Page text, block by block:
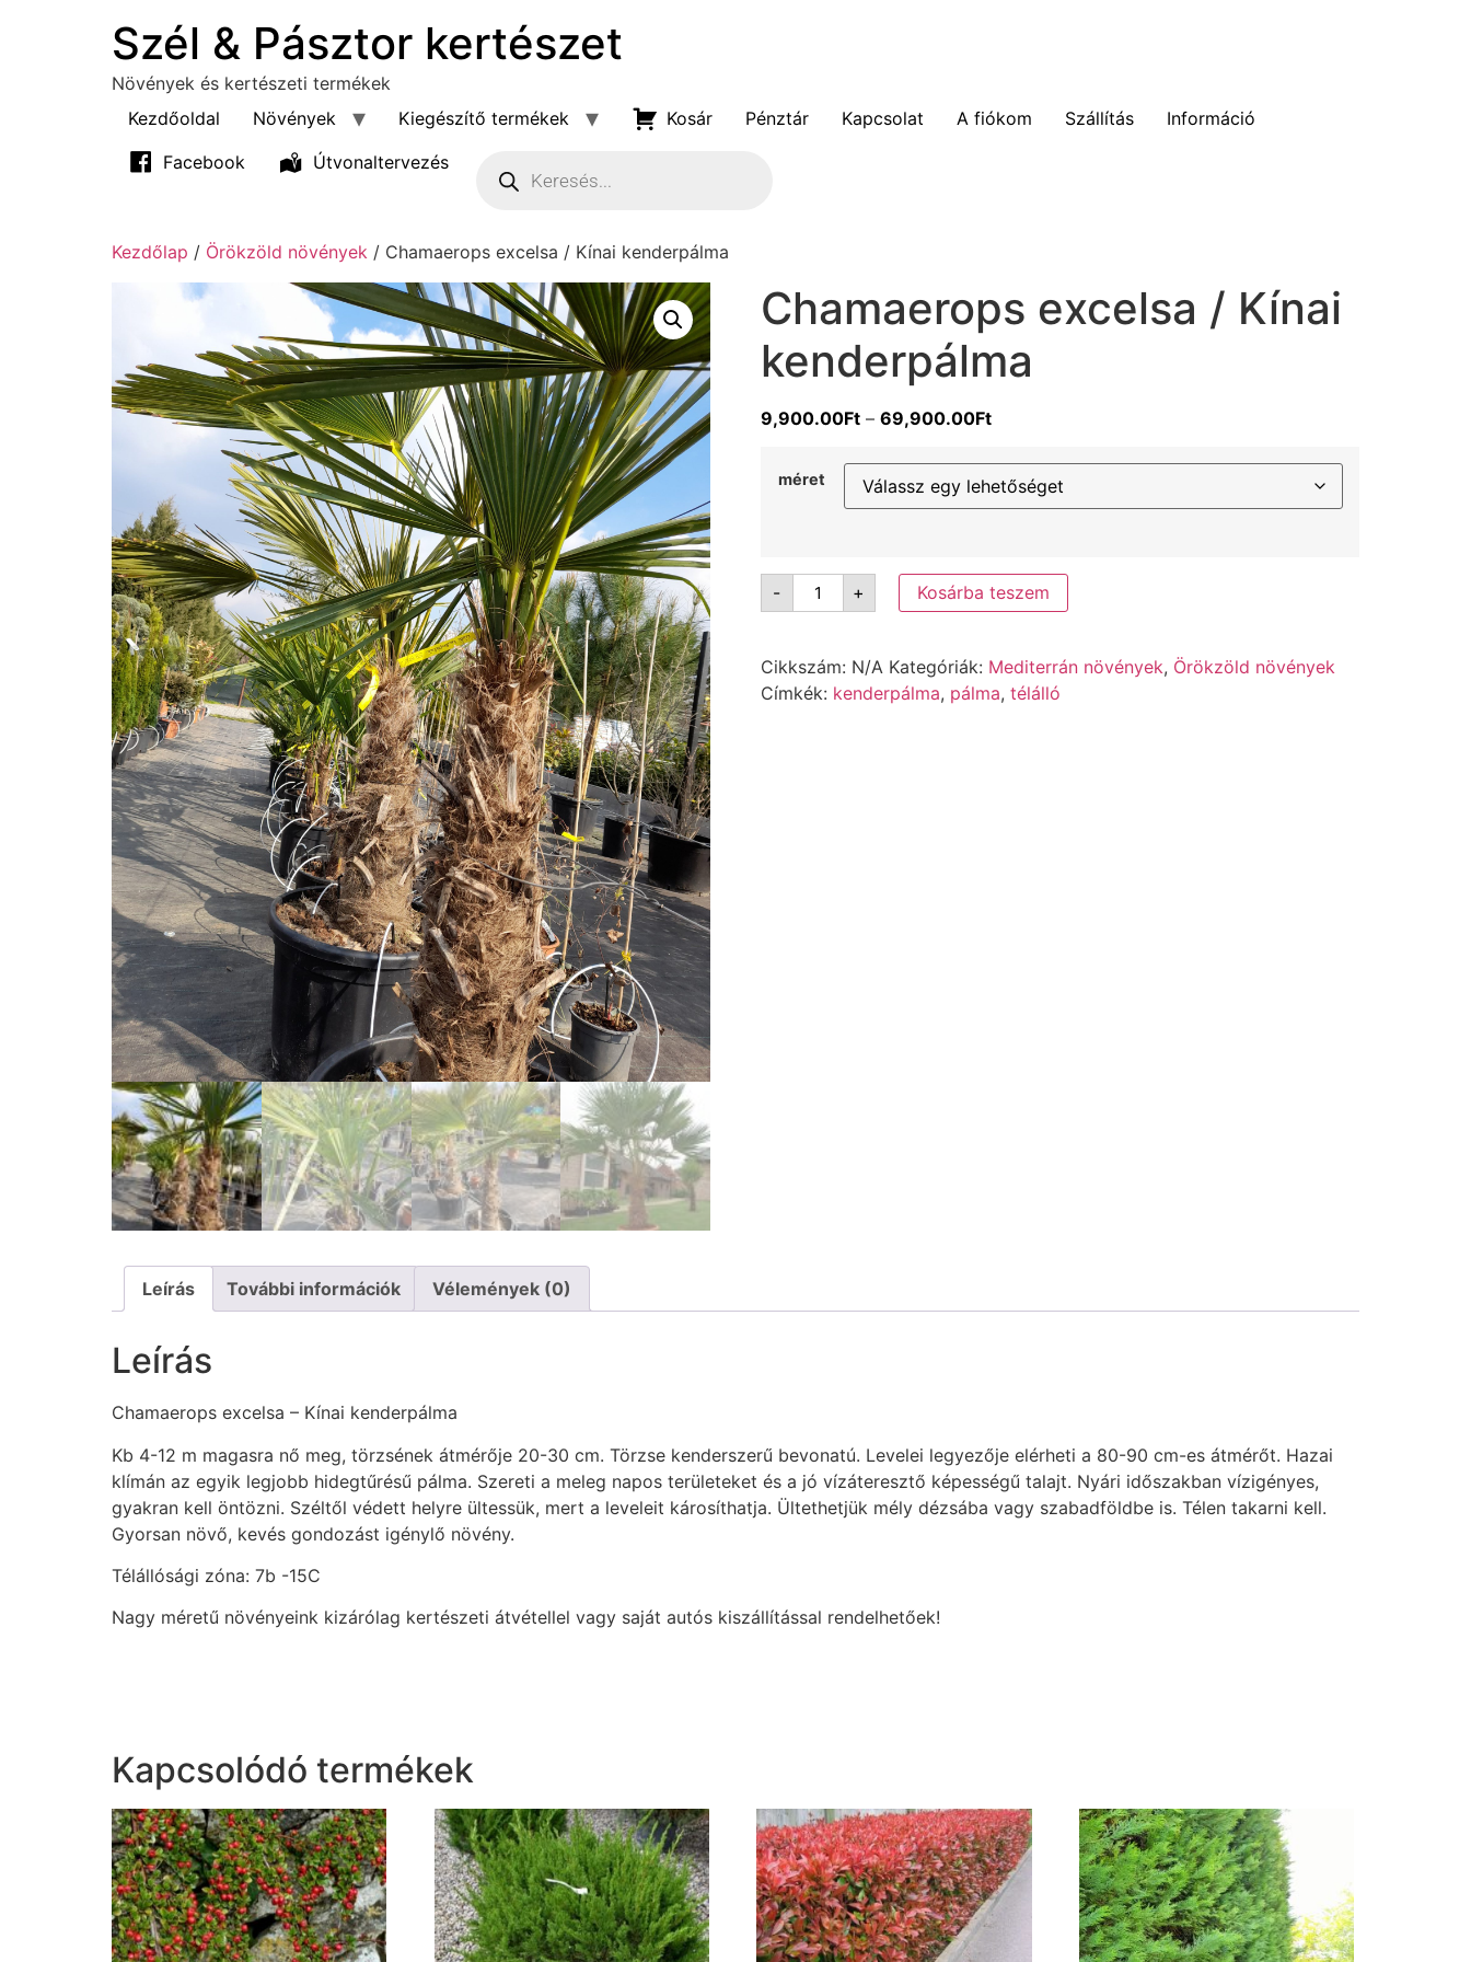
Szél & Pásztor kertészet
Növények és kertészeti termékek
Kezdőoldal
Növények Kiegészítő termékek Kosár Pénztár Kapcsolat A fiókom Szállítás
Információ
Facebook
Útvonaltervezés
Kezdőlap / Örökzöld növények / Chamaerops excelsa / Kínai kenderpálma
Chamaerops excelsa / Kínai
kenderpálma
9,900.00Ft– 69,900.00Ft
méret
- + Kosárba teszem
Cikkszám: N/A Kategóriák: Mediterrán növények, Örökzöld növények
Címkék: kenderpálma, pálma, télálló
Leírás További információk Vélemények (0)
Leírás
Chamaerops excelsa – Kínai kenderpálma
Kb 4-12 m magasra nő meg, törzsének átmérője 20-30 cm. Törzse kenderszerű bevonatú. Levelei legyezője elérheti a 80-90 cm-es átmérőt. Hazai
klímán az egyik legjobb hidegtűrésű pálma. Szereti a meleg napos területeket és a jó vízáteresztő képességű talajt. Nyári időszakban vízigényes,
gyakran kell öntözni. Széltől védett helyre ültessük, mert a leveleit károsíthatja. Ültethetjük mély dézsába vagy szabadföldbe is. Télen takarni kell.
Gyorsan növő, kevés gondozást igénylő növény.
Télállósági zóna: 7b -15C
Nagy méretű növényeink kizárólag kertészeti átvétellel vagy saját autós kiszállítással rendelhetőek!
Kapcsolódó termékek